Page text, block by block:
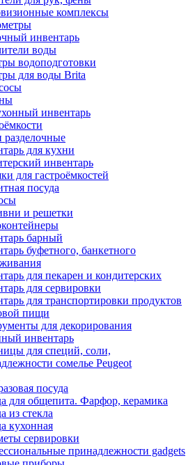
комплексы
инвентарь
воды
водоподготовки
для воды Brita
инвентарь
разделочные
для кухни
инвентарь
для гастроёмкостей
посуда
и решетки
барный
буфетного, банкетного
для пекарен и кондитерских
для сервировки
для транспортировки продуктов
пищи
для декорирования
инвентарь
для специй, соли,
сомелье Peugeot
посуда
для общепита. Фарфор, керамика
из стекла
кухонная
сервировки
принадлежности gadgets